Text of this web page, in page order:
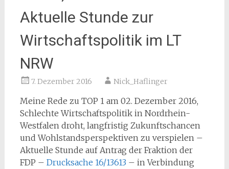
Aktuelle Stunde zur
Wirtschaftspolitik im LT
NRW
7. Dezember 2016 Nick_Haflinger
Meine Rede zu TOP 1 am 02. Dezember 2016,
Schlechte Wirtschaftspolitik in Nordrhein-
Westfalen droht, langfristig Zukunftschancen
und Wohlstandsperspektiven zu verspielen –
Aktuelle Stunde auf Antrag der Fraktion der
FDP – Drucksache 16/13613– in Verbindung